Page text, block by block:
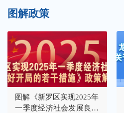
图解政策
图解《新罗区实现2025年
一季度经济社会发展良好